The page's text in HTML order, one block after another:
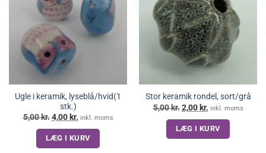
Ugle i keramik, lyseblå/hvid(1
stk.)
5,00kr. Den
oprindelige
pris
var:
5,00 kr..
4,00 kr. Den
aktuelle
pris
er:
4,00 kr..
inkl. moms
LÆG I KURV
Stor keramik rondel, sort/grå
5,00kr. Den
oprindelige
pris
var:
5,00 kr..
2,00 kr. Den
aktuelle
pris
er:
2,00 kr..
inkl. moms
LÆG I KURV